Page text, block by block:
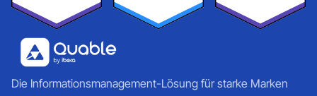
Die Informationsmanagement-Lösung für starke Marken